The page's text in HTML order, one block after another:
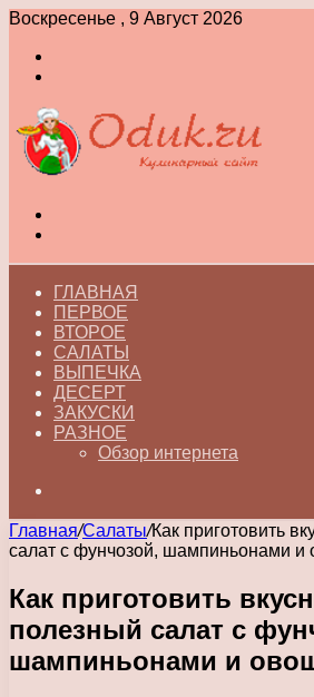
Воскресенье , 9 Август 2026
ГЛАВНАЯ
ПЕРВОЕ
ВТОРОЕ
САЛАТЫ
ВЫПЕЧКА
ДЕСЕРТ
ЗАКУСКИ
РАЗНОЕ
Обзор интернета
Главная/Салаты/Как приготовить
салат с фунчозой, шампиньонами и
Как приготовить
полезный салат с
шампиньонами и